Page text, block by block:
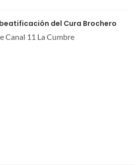
del Cura Brochero
Canal 11 La Cumbre